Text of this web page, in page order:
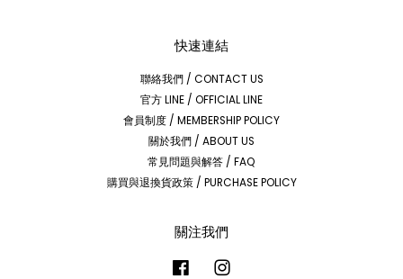
快速連結
聯絡我們 / CONTACT US
官方 LINE / OFFICIAL LINE
會員制度 / MEMBERSHIP POLICY
關於我們 / ABOUT US
常見問題與解答 / FAQ
購買與退換貨政策 / PURCHASE POLICY
關注我們
Facebook